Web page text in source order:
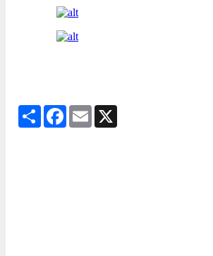
Share Facebook
Email